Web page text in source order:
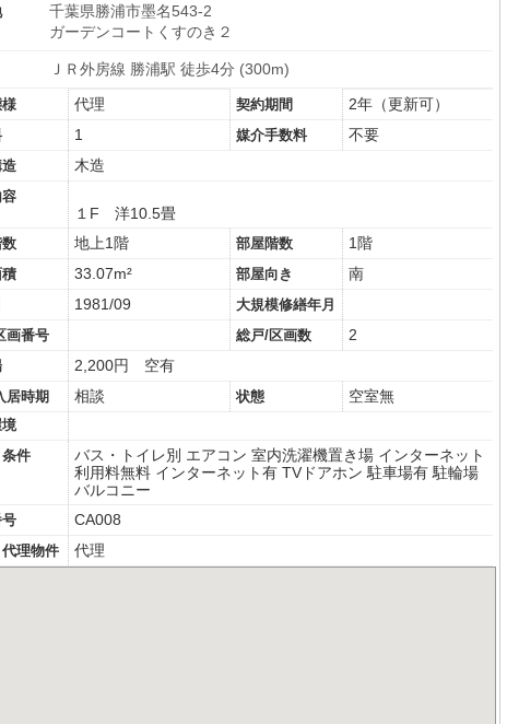
千葉県勝浦市墨名543-2
ガーデンコートくすのき２
ＪＲ外房線 勝浦駅 徒歩4分 (300m)
代理 契約期間 2年（更新可）
1 媒介手数料 不要
木造
容
１F 洋10.5畳
地上1階 部屋階数 1階
33.07m² 部屋向き 南
1981/09
大規模修繕年月
画番号
総戸/区画数 2
2,200円 空有
居時期 相談 状態 空室無
境
件
バス・トイレ別 エアコン 室内洗濯機置き場 インターネット
利用料無料 インターネット有 TVドアホン 駐車場有 駐輪場
バルコニー
CA008
理物件 代理